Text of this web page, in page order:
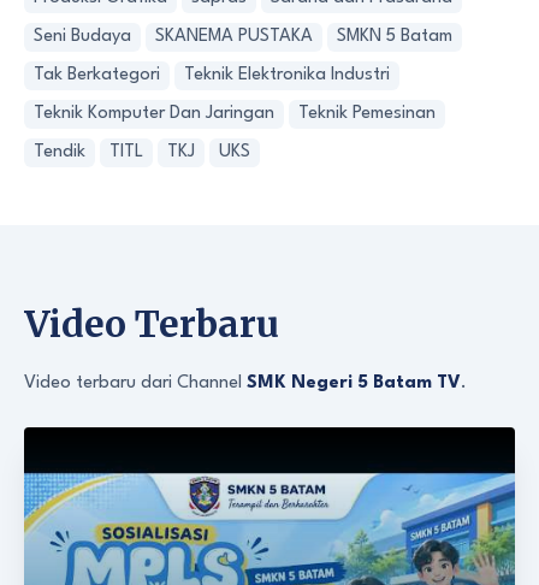
Seni Budaya SKANEMA PUSTAKA SMKN 5 Batam
Tak Berkategori Teknik Elektronika Industri
Teknik Komputer Dan Jaringan Teknik Pemesinan
Tendik TITL TKJ UKS
Video Terbaru
Video terbaru dari Channel SMK Negeri 5 Batam TV.